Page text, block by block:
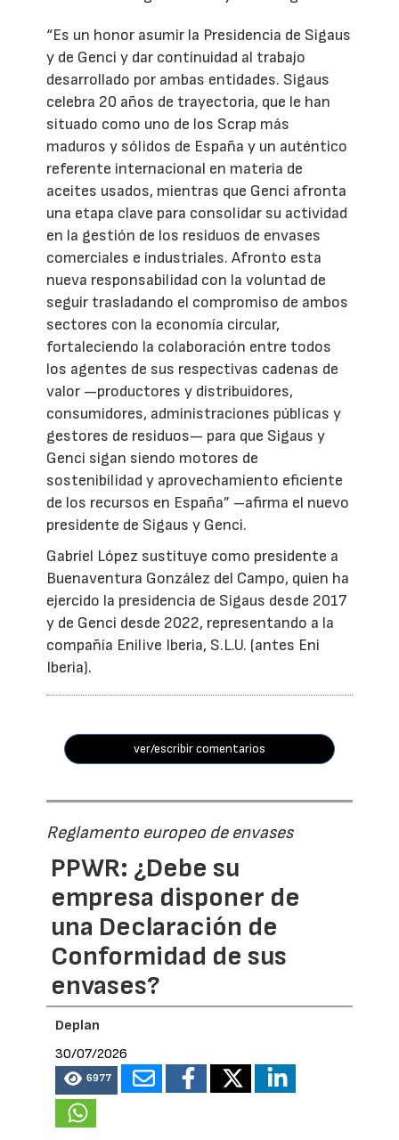
“Es un honor asumir la Presidencia de Sigaus
y de Genci y dar continuidad al trabajo
desarrollado por ambas entidades. Sigaus
celebra 20 años de trayectoria, que le han
situado como uno de los Scrap más
maduros y sólidos de España y un auténtico
referente internacional en materia de
aceites usados, mientras que Genci afronta
una etapa clave para consolidar su actividad
en la gestión de los residuos de envases
comerciales e industriales. Afronto esta
nueva responsabilidad con la voluntad de
seguir trasladando el compromiso de ambos
sectores con la economía circular,
fortaleciendo la colaboración entre todos
los agentes de sus respectivas cadenas de
valor —productores y distribuidores,
consumidores, administraciones públicas y
gestores de residuos— para que Sigaus y
Genci sigan siendo motores de
sostenibilidad y aprovechamiento eficiente
de los recursos en España” –afirma el nuevo
presidente de Sigaus y Genci.
Gabriel López sustituye como presidente a
Buenaventura González del Campo, quien ha
ejercido la presidencia de Sigaus desde 2017
y de Genci desde 2022, representando a la
compañía Enilive Iberia, S.L.U. (antes Eni
Iberia).
ver/escribir comentarios
Reglamento europeo de envases
PPWR: ¿Debe su
empresa disponer de
una Declaración de
Conformidad de sus
envases?
Deplan
30/07/2026
6977